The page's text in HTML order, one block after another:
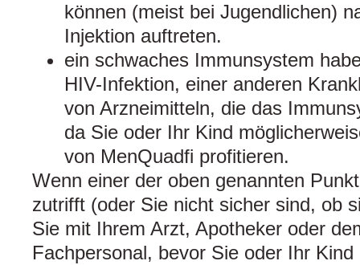
können (meist bei Jugendlichen)
Injektion auftreten.
ein schwaches Immunsystem
HIV-Infektion, einer anderen
von Arzneimitteln, die das
da Sie oder Ihr Kind
von MenQuadfi profitieren.
Wenn einer der oben genannten
zutrifft (oder Sie nicht sicher sind, ob
Sie mit Ihrem Arzt, Apotheker oder
Fachpersonal, bevor Sie oder Ihr